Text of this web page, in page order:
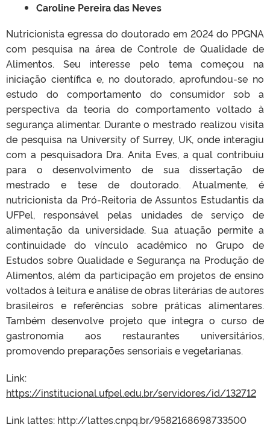
Caroline Pereira das Neves
Nutricionista egressa do doutorado em 2024 do PPGNA
com pesquisa na área de Controle de Qualidade de
Alimentos. Seu interesse pelo tema começou na
iniciação científica e, no doutorado, aprofundou-se no
estudo do comportamento do consumidor sob a
perspectiva da teoria do comportamento voltado à
segurança alimentar. Durante o mestrado realizou visita
de pesquisa na University of Surrey, UK, onde interagiu
com a pesquisadora Dra. Anita Eves, a qual contribuiu
para o desenvolvimento de sua dissertação de
mestrado e tese de doutorado. Atualmente, é
nutricionista da Pró-Reitoria de Assuntos Estudantis da
UFPel, responsável pelas unidades de serviço de
alimentação da universidade. Sua atuação permite a
continuidade do vínculo acadêmico no Grupo de
Estudos sobre Qualidade e Segurança na Produção de
Alimentos, além da participação em projetos de ensino
voltados à leitura e análise de obras literárias de autores
brasileiros e referências sobre práticas alimentares.
Também desenvolve projeto que integra o curso de
gastronomia aos restaurantes universitários,
promovendo preparações sensoriais e vegetarianas.
Link:
https://institucional.ufpel.edu.br/servidores/id/132712
Link lattes: http://lattes.cnpq.br/9582168698733500